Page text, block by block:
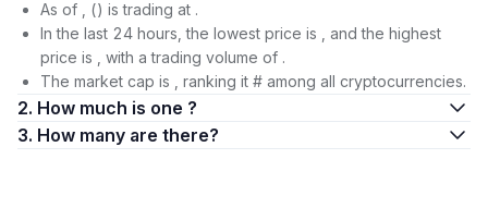
As of , () is trading at .
In the last 24 hours, the lowest price is , and the highest
price is , with a trading volume of .
The market cap is , ranking it # among all cryptocurrencies.
2. How much is one ?
3. How many are there?